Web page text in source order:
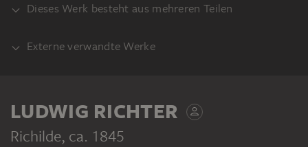
Dieses Werk besteht aus mehreren Teilen
Externe verwandte Werke
farbige Lithographie, verwendet in: Johann
Karl August Musäus: Volksmärchen der
LUDWIG RICHTER
Richilde, ca. 1845